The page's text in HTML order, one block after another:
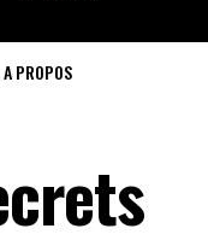
A PROPOS